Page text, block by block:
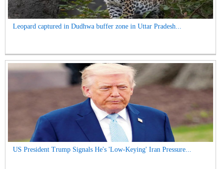
Leopard captured in Dudhwa buffer zone in Uttar Pradesh...
US President Trump Signals He's 'Low-Keying' Iran Pressure...